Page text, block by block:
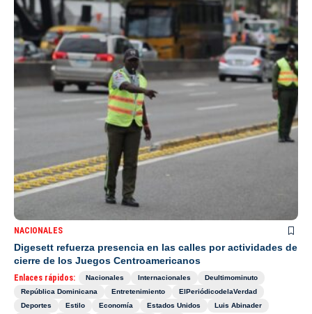
NACIONALES
Digesett refuerza presencia en las calles por actividades de
cierre de los Juegos Centroamericanos
Enlaces rápidos: Nacionales Internacionales
Deultimominuto
República Dominicana
Entretenimiento
ElPeriódicodelaVerdad
Deportes
Estilo Economía Estados Unidos
Luis Abinader